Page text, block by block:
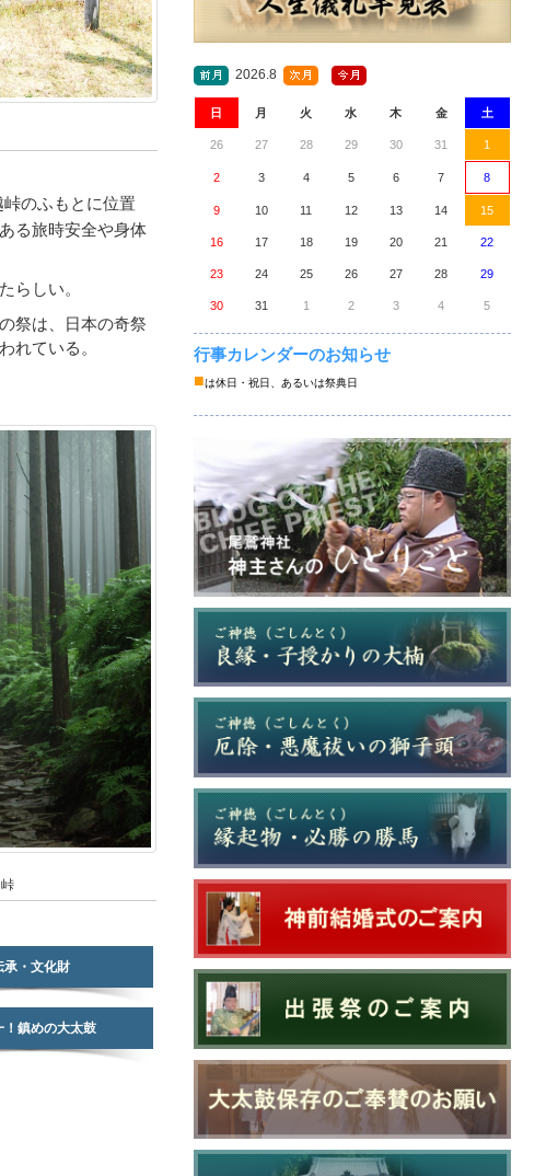
のふもとに位置
る旅時安全や身体
らしい。
祭は、日本の奇祭
れている。
承・文化財
！鎮めの大太鼓
2026.8
日 月 火 水 木 金 土
26 27 28 29 30 31 1
2 3 4 5 6 7 8
9 10 11 12 13 14 15
16 17 18 19 20 21 22
23 24 25 26 27 28 29
30 31 1 2 3 4 5
行事カレンダーのお知らせ
■は休日・祝日、あるいは祭典日